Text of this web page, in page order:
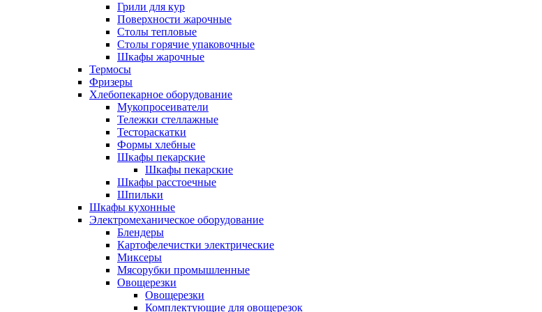
Грили для кур
Поверхности жарочные
Столы тепловые
Столы горячие упаковочные
Шкафы жарочные
Термосы
Фризеры
Хлебопекарное оборудование
Мукопросеиватели
Тележки стеллажные
Тестораскатки
Формы хлебные
Шкафы пекарские
Шкафы пекарские
Шкафы расстоечные
Шпильки
Шкафы кухонные
Электромеханическое оборудование
Блендеры
Картофелечистки электрические
Миксеры
Мясорубки промышленные
Овощерезки
Овощерезки
Комплектующие для овощерезок